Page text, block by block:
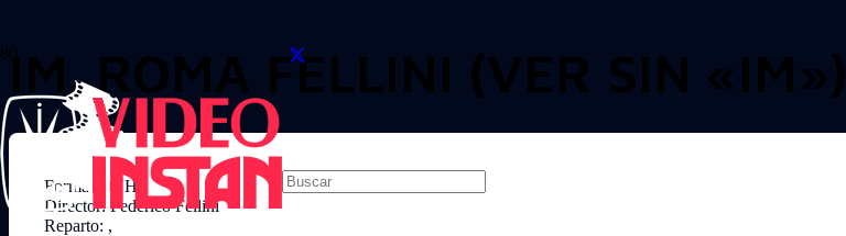
IM. ROMA FELLINI (VER SIN «IM»)
Formato: VHS
Director: Federico Fellini
Reparto: ,